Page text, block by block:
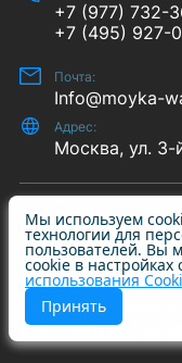
+7 (977) 732-
+7 (495) 927-
Почта:
Info@moyka-
Адрес:
Москва, ул. 3-
© 2014-2026
1227700615790
Автомойки
Пылесосы
Политика
Мы используем
технологии для
пользователей. Вы
cookie в настройках
использования
Принять